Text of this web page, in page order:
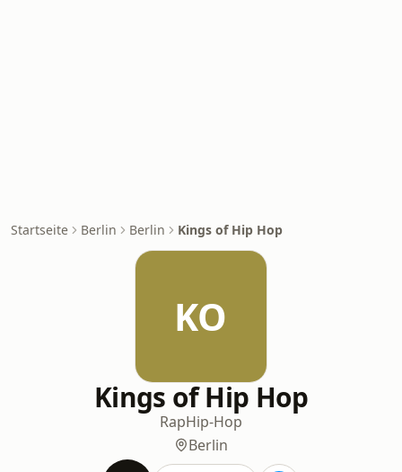
Startseite Berlin Berlin Kings of Hip Hop
KO
Kings of Hip Hop
RapHip-Hop
Berlin